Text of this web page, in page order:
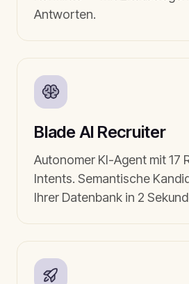
Antworten.
Blade AI Recruiter
Autonomer KI-Agent mit 17
Intents. Semantische
Ihrer Datenbank in 2